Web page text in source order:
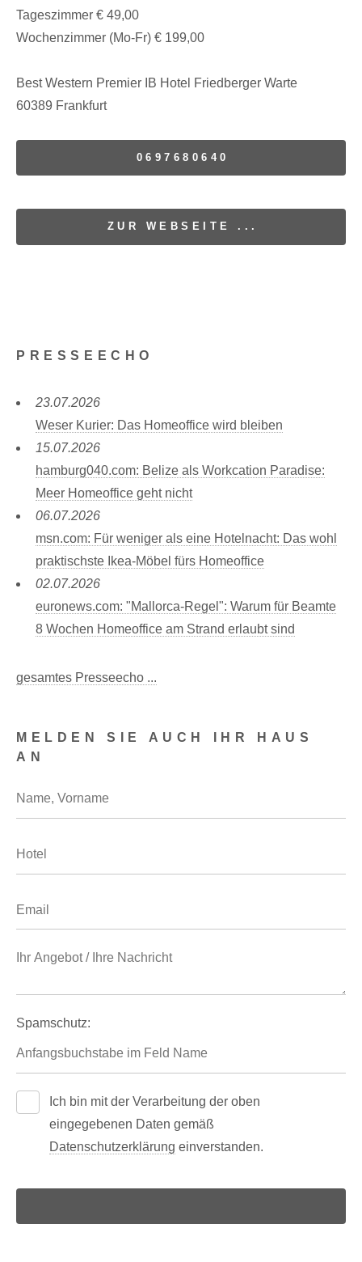
Tageszimmer € 49,00
Wochenzimmer (Mo-Fr) € 199,00
Best Western Premier IB Hotel Friedberger Warte
60389 Frankfurt
0697680640
ZUR WEBSEITE ...
MELDEN SIE AUCH IHR HAUS
AN
Spamschutz:
Ich bin mit der Verarbeitung der oben
eingegebenen Daten gemäß
Datenschutzerklärung einverstanden.
PRESSEECHO
23.07.2026
Weser Kurier: Das Homeoffice wird bleiben
15.07.2026
hamburg040.com: Belize als Workcation Paradise:
Meer Homeoffice geht nicht
06.07.2026
msn.com: Für weniger als eine Hotelnacht: Das wohl
praktischste Ikea-Möbel fürs Homeoffice
02.07.2026
euronews.com: "Mallorca-Regel": Warum für Beamte
8 Wochen Homeoffice am Strand erlaubt sind
gesamtes Presseecho ...